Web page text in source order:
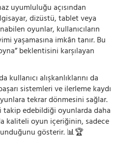
uyumluluğu açısından
dizüstü, tablet veya
oyunlar, kullanıcıların
yaşamasına imkân tanır. Bu
beklentisini karşılayan
kullanıcı alışkanlıklarını da
sistemleri ve ilerleme kaydı
tekrar dönmesini sağlar.
takip edebildiği oyunlarda daha
kaliteli oyun içeriğinin, sadece
gösterir. 📊🏆